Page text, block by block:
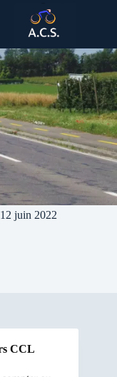
juin 2022
CCL